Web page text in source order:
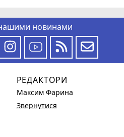
нашими новинами
РЕДАКТОРИ
Максим Фарина
Звернутися